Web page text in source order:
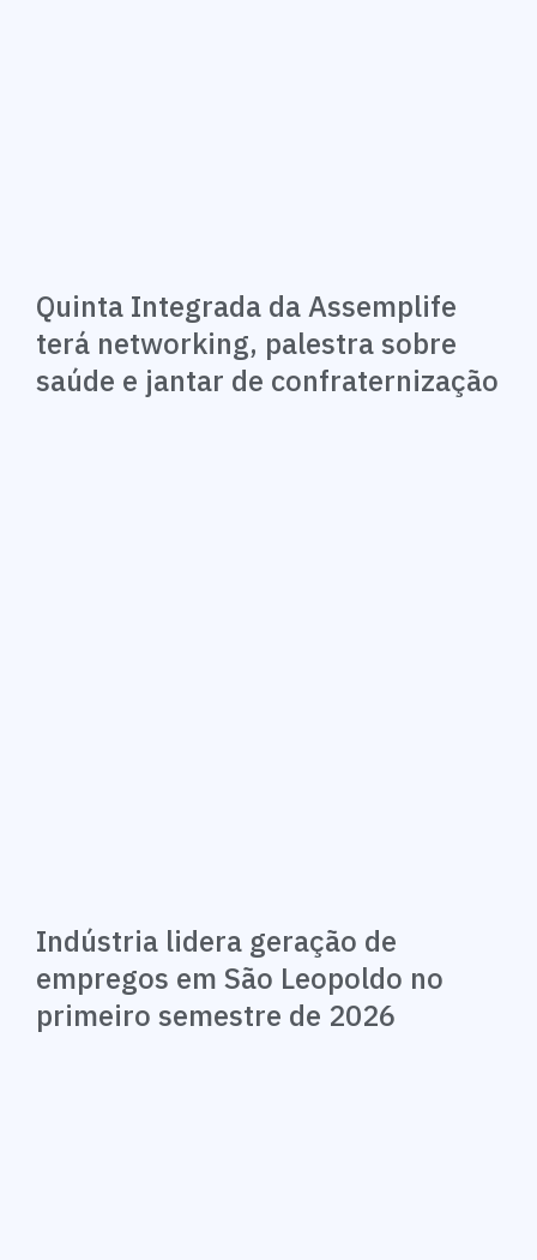
Quinta Integrada da Assemplife
terá networking, palestra sobre
saúde e jantar de confraternização
Indústria lidera geração de
empregos em São Leopoldo no
primeiro semestre de 2026